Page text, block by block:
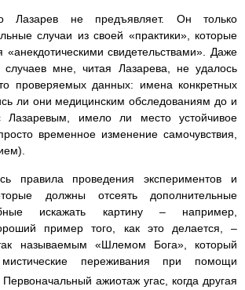
Лазарев не предъявляет. Он только
случаи из своей «практики», которые
«анекдотическими свидетельствами». Даже
мне, читая Лазарева, не удалось
проверяемых данных: имена конкретных
ли они медицинским обследованиям до и
имело ли место устойчивое
временное изменение самочувствия,
правила проведения экспериментов и
должны отсеять дополнительные
искажать картину – например,
пример того, как это делается, –
называемым «Шлемом Бога», который
переживания при помощи
. Первоначальный ажиотаж угас, когда другая